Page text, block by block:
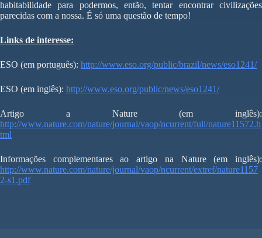
habitabilidade para podermos, então, tentar encontrar civilizações
parecidas com a nossa. É só uma questão de tempo!
Links de interesse:
ESO (em português): http://www.eso.org/public/brazil/news/eso1241/
ESO (em inglês): http://www.eso.org/public/news/eso1241/
Artigo a Nature (em inglês):
http://www.nature.com/nature/journal/vaop/ncurrent/full/nature11572.h
tml
Informações complementares ao artigo na Nature (em inglês):
http://www.nature.com/nature/journal/vaop/ncurrent/extref/nature1157
2-s1.pdf